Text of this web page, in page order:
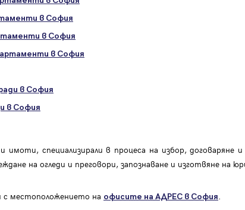
в София
в София
в София
в София
в София
имоти, специализирали в процеса на избор,
на огледи и преговори, запознаване и изготвяне на
с местоположението на офисите на АДРЕС в София.